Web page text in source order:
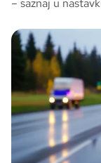
– saznaj u